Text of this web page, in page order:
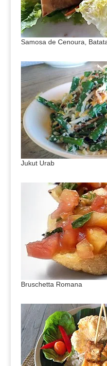
Samosa de Cenoura,
Jukut Urab
Bruschetta Romana